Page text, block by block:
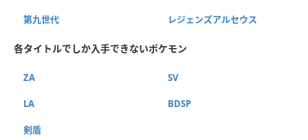
第九世代 レジェンズアルセウス
各タイトルでしか入手できないポケモン
ZA SV
LA BDSP
剣盾